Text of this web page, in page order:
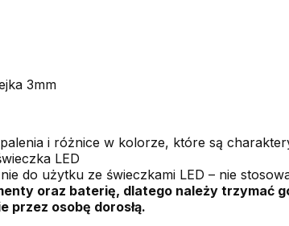
3mm
i różnice w kolorze, które są
LED
do użytku ze świeczkami LED – nie
oraz baterię, dlatego należy trzymać
przez osobę dorosłą.